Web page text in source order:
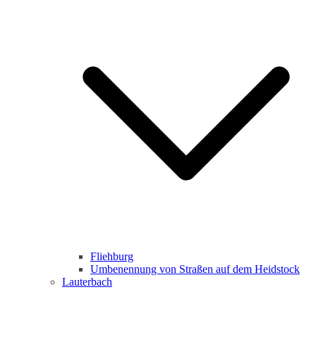
Fliehburg
Umbenennung von Straßen auf dem Heidstock
Lauterbach